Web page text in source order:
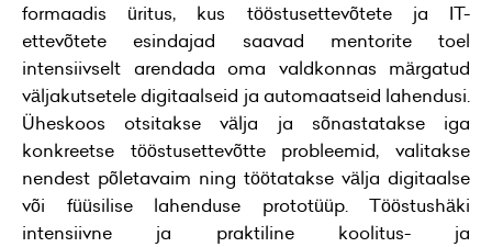
formaadis üritus, kus tööstusettevõtete ja IT-
ettevõtete esindajad saavad mentorite toel
intensiivselt arendada oma valdkonnas märgatud
väljakutsetele digitaalseid ja automaatseid lahendusi.
Üheskoos otsitakse välja ja sõnastatakse iga
konkreetse tööstusettevõtte probleemid, valitakse
nendest põletavaim ning töötatakse välja digitaalse
või füüsilise lahenduse prototüüp. Tööstushäki
intensiivne ja praktiline koolitus- ja